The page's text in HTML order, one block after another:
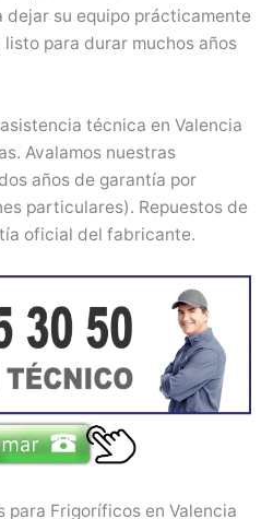
su equipo prácticamente
para durar muchos años
técnica en Valencia
Avalamos nuestras
años de garantía por
particulares). Repuestos de
oficial del fabricante.
para Frigoríficos en Valencia